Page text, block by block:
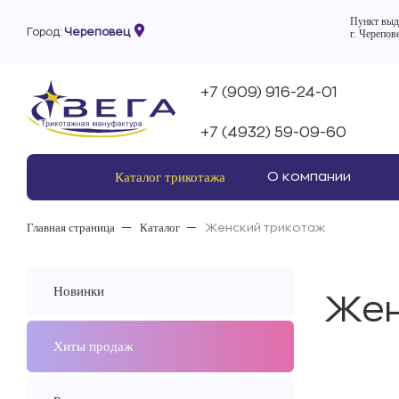
Город: Череповец
Пункт
г.
+7 (909) 916-24-01
+7 (4932) 59-09-60
Каталог трикотажа О компании
Главная страница Каталог Женский трикотаж
Новинки
Хиты продаж